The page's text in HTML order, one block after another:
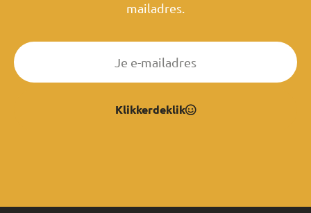
mailadres.
Klikkerdeklik